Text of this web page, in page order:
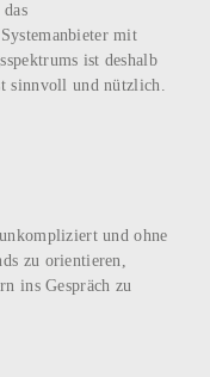
mit
ist deshalb
sinnvoll und nützlich.
und ohne
zu orientieren,
ins Gespräch zu